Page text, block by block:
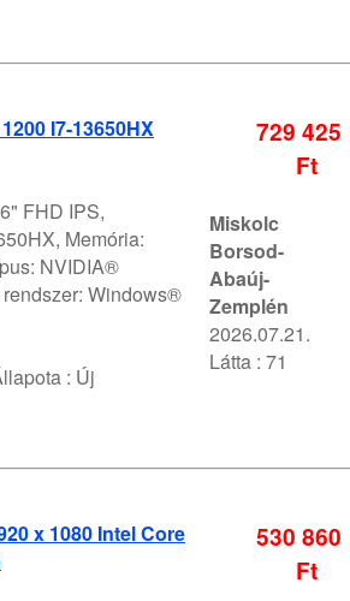
I7-13650HX
FHD IPS,
Memória:
NVIDIA®
Windows®
: Új
729 425
Ft
Miskolc
Borsod-
Abaúj-
Zemplén
2026.07.21.
Látta : 71
x 1080 Intel Core
530 860
Ft